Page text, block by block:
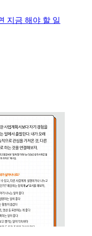
지금 해야 할 일